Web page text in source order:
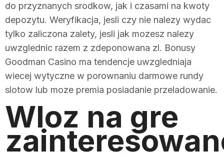
do przyznanych srodkow, jak i czasami na kwoty
depozytu. Weryfikacja, jesli czy nie nalezy wydac
tylko zaliczona zalety, jesli jak mozesz nalezy
uwzglednic razem z zdeponowana zl. Bonusy
Goodman Casino ma tendencje uwzgledniaja
wiecej wytyczne w porownaniu darmowe rundy
slotow lub moze premia posiadanie przeladowanie.
Wloz na gre